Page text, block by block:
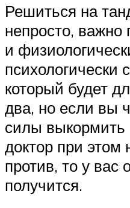
Решиться на
непросто, важно
и
психологически
который будет
два, но если вы
силы выкормить
доктор при этом
против, то у вас
получится.